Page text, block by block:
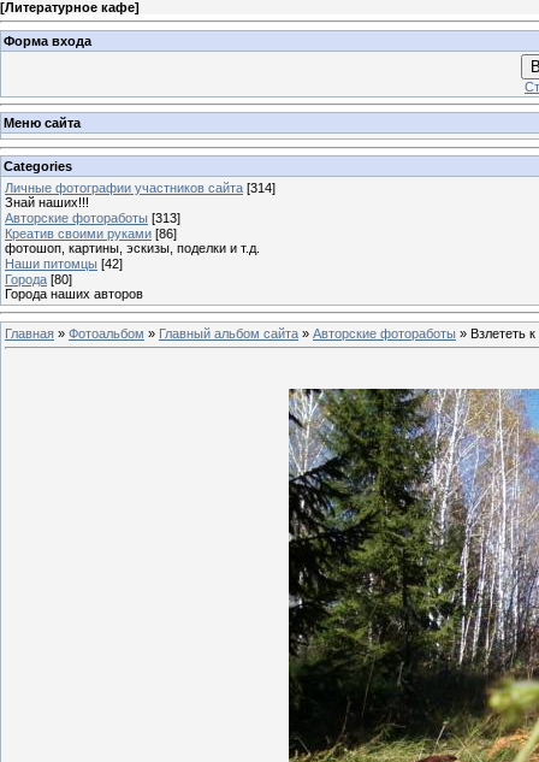
[Литературное кафе]
Форма входа
Меню сайта
Categories
Личные фотографии участников сайта [314]
Знай наших!!!
Авторские фотоработы [313]
Креатив своими руками [86]
фотошоп, картины, эскизы, поделки и т.д.
Наши питомцы [42]
Города [80]
Города наших авторов
Главная » Фотоальбом » Главный альбом сайта » Авторские фотоработы » Взлететь